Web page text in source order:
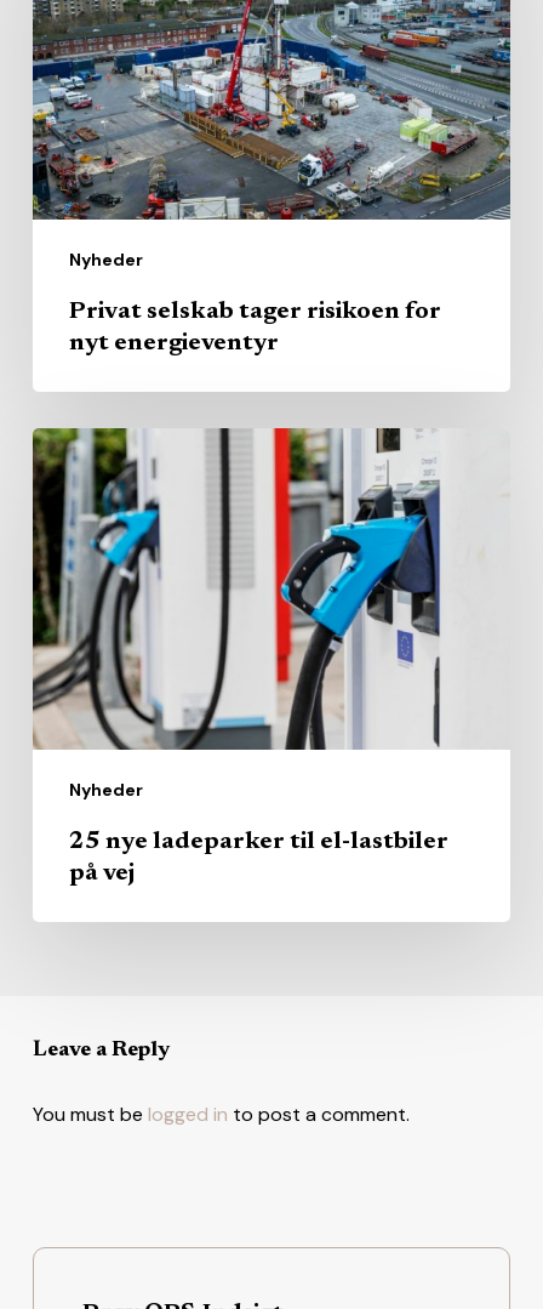
Nyheder
risikoen
for
nyt
energieventyr
Privat selskab tager risikoen for
nyt energieventyr
Nyheder
25
nye
ladeparker
til
el-
lastbiler
på
vej
25 nye ladeparker til el-lastbiler
på vej
Leave a Reply
You must be logged in to post a comment.